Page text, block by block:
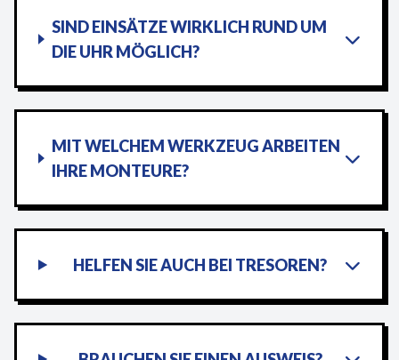
SIND EINSÄTZE WIRKLICH RUND UM
DIE UHR MÖGLICH?
MIT WELCHEM WERKZEUG ARBEITEN
IHRE MONTEURE?
HELFEN SIE AUCH BEI TRESOREN?